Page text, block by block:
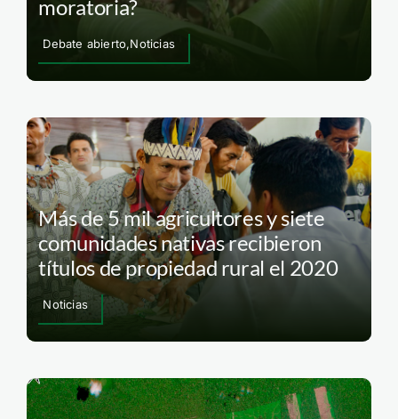
moratoria?
Debate abierto,Noticias
Más de 5 mil agricultores y siete
comunidades nativas recibieron
títulos de propiedad rural el 2020
Noticias